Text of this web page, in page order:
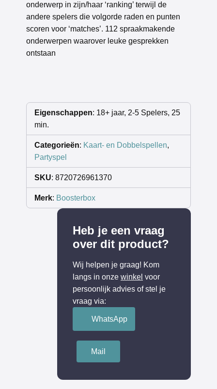
onderwerp in zijn/haar ‘ranking’ terwijl de
andere spelers die volgorde raden en punten
scoren voor ‘matches’. 112 spraakmakende
onderwerpen waarover leuke gesprekken
ontstaan
Eigenschappen: 18+ jaar, 2-5 Spelers, 25
min.
Categorieën: Kaart- en Dobbelspellen,
Partyspel
SKU: 8720726961370
Merk: Boosterbox
Heb je een vraag
over dit product?
Wij helpen je graag! Kom
langs in onze winkel voor
persoonlijk advies of stel je
vraag via:
WhatsApp
Mail